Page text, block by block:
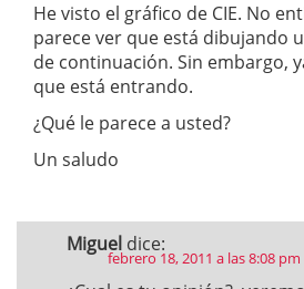
He visto el gráfico de CIE. No
parece ver que está dibujando
de continuación. Sin embargo,
que está entrando.
¿Qué le parece a usted?
Un saludo
Miguel dice:
febrero 18, 2011 a las 8:08 pm